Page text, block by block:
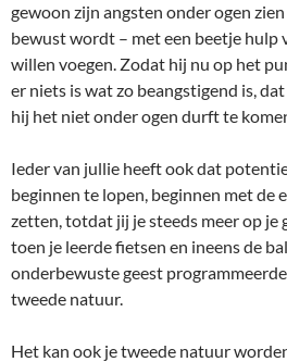
gewoon zijn angsten onder ogen
bewust wordt – met een beetje hulp
willen voegen. Zodat hij nu op het
er niets is wat zo beangstigend is,
hij het niet onder ogen durft te
Ieder van jullie heeft ook dat
beginnen te lopen, beginnen met de
zetten, totdat jij je steeds meer op je
toen je leerde fietsen en ineens de
onderbewuste geest
tweede natuur.
Het kan ook je tweede natuur